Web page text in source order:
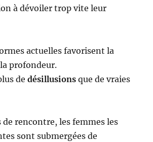
à dévoiler trop vite leur
actuelles favorisent la
profondeur.
dedésillusions que de vraies
de rencontre, les femmes les
sont submergées de